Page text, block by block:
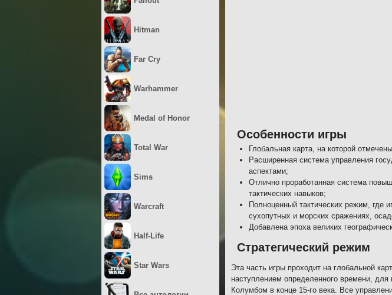
Особенности игры
Глобальная карта, на которой
Расширенная система управления
аспектами;
Отлично проработанная система
тактических навыков;
Полноценный тактических режим, где
сухопутных и морских сражениях,
Добавлена эпоха великих
Стратегический режим
Эта часть игры проходит на глобальной
наступлением определенного времени, для
Колумбом в конце 15-го века. Все
Hitman
Far Cry
Warhammer
Medal of Honor
Total War
Sims
Warcraft
Half-Life
Star Wars